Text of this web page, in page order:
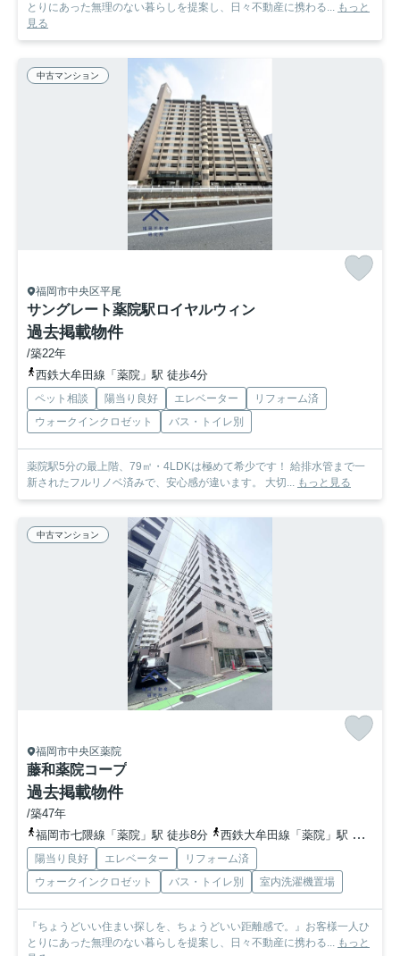
とりにあった無理のない暮らしを提案し、日々不動産に携わる... もっと
見る
中古マンション
福岡市中央区平尾
サングレート薬院駅ロイヤルウィン
過去掲載物件
/築22年
西鉄大牟田線「薬院」駅 徒歩4分
ペット相談 陽当り良好 エレベーター
リフォーム済
ウォークインクロゼット
バス・トイレ別
薬院駅5分の最上階、79㎡・4LDKは極めて希少です！ 給排水管まで一
新されたフルリノベ済みで、安心感が違います。 大切... もっと見る
中古マンション
福岡市中央区薬院
藤和薬院コープ
過去掲載物件
/築47年
福岡市七隈線「薬院」駅 徒歩8分
西鉄大牟田線「薬院」駅 徒歩8分
陽当り良好 エレベーター
リフォーム済
ウォークインクロゼット
バス・トイレ別 室内洗濯機置場
『ちょうどいい住まい探しを、ちょうどいい距離感で。』お客様一人ひ
とりにあった無理のない暮らしを提案し、日々不動産に携わる...
もっと